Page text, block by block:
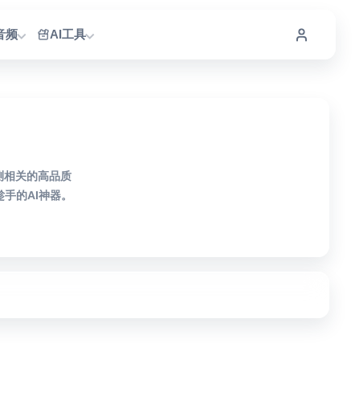
频 AI工具
相关的高品质
的AI神器。